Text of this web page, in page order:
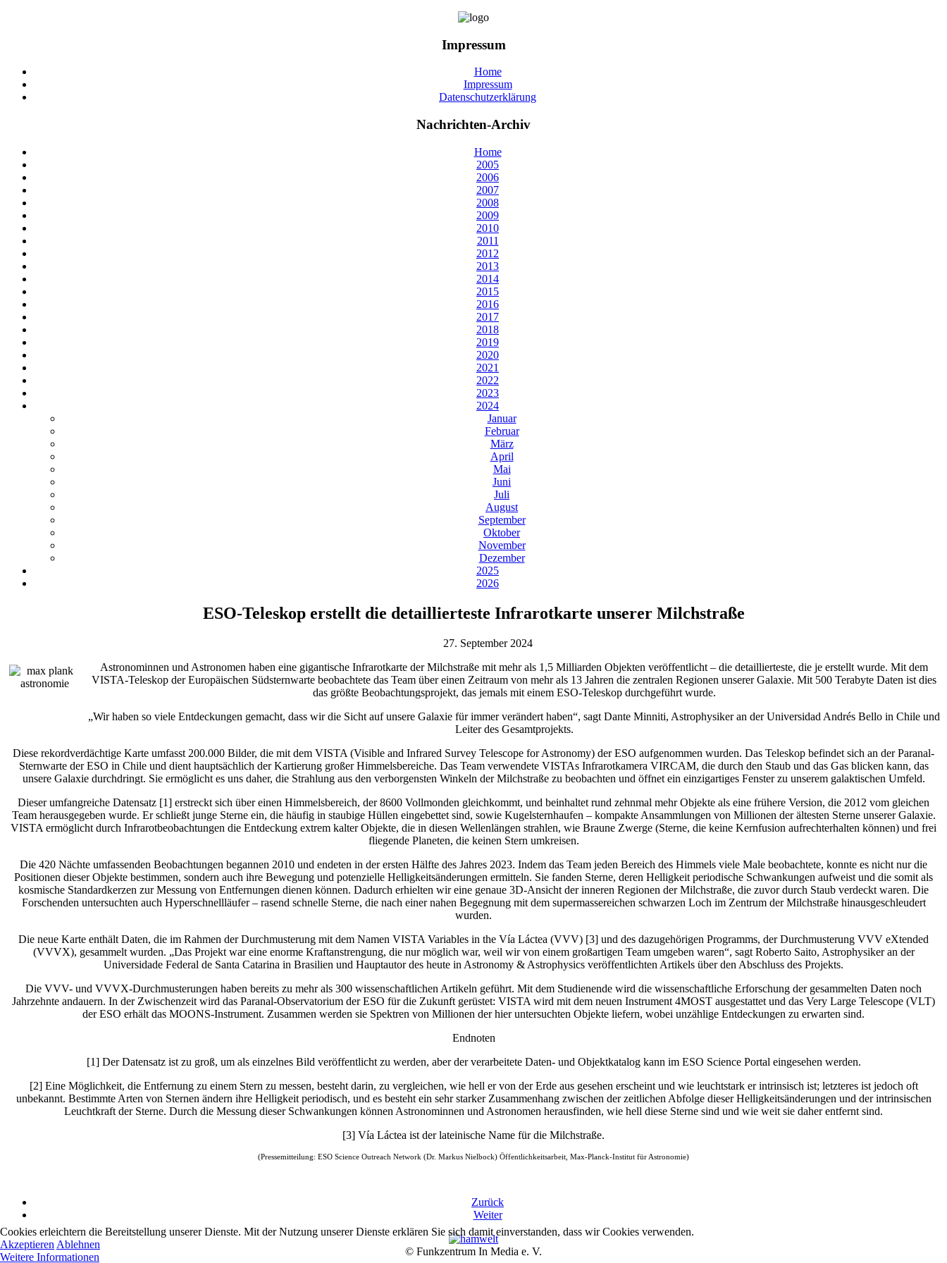
Impressum
Home
Impressum
Datenschutzerklärung
Nachrichten-Archiv
Home
2005
2006
2007
2008
2009
2010
2011
2012
2013
2014
2015
2016
2017
2018
2019
2020
2021
2022
2023
2024
Januar
Februar
März
April
Mai
Juni
Juli
August
September
Oktober
November
Dezember
2025
2026
ESO-Teleskop erstellt die detaillierteste Infrarotkarte unserer Milchstraße
27. September 2024
Astronominnen und Astronomen haben eine gigantische Infrarotkarte der Milchstraße mit mehr als 1,5 Milliarden Objekten veröffentlicht – die detaillierteste, die je erstellt wurde. Mit dem
VISTA-Teleskop der Europäischen Südsternwarte beobachtete das Team über einen Zeitraum von mehr als 13 Jahren die zentralen Regionen unserer Galaxie. Mit 500 Terabyte Daten ist dies
das größte Beobachtungsprojekt, das jemals mit einem ESO-Teleskop durchgeführt wurde.
„Wir haben so viele Entdeckungen gemacht, dass wir die Sicht auf unsere Galaxie für immer verändert haben“, sagt Dante Minniti, Astrophysiker an der Universidad Andrés Bello in Chile und
Leiter des Gesamtprojekts.
Diese rekordverdächtige Karte umfasst 200.000 Bilder, die mit dem VISTA (Visible and Infrared Survey Telescope for Astronomy) der ESO aufgenommen wurden. Das Teleskop befindet sich an der Paranal-
Sternwarte der ESO in Chile und dient hauptsächlich der Kartierung großer Himmelsbereiche. Das Team verwendete VISTAs Infrarotkamera VIRCAM, die durch den Staub und das Gas blicken kann, das
unsere Galaxie durchdringt. Sie ermöglicht es uns daher, die Strahlung aus den verborgensten Winkeln der Milchstraße zu beobachten und öffnet ein einzigartiges Fenster zu unserem galaktischen Umfeld.
Dieser umfangreiche Datensatz [1] erstreckt sich über einen Himmelsbereich, der 8600 Vollmonden gleichkommt, und beinhaltet rund zehnmal mehr Objekte als eine frühere Version, die 2012 vom gleichen
Team herausgegeben wurde. Er schließt junge Sterne ein, die häufig in staubige Hüllen eingebettet sind, sowie Kugelsternhaufen – kompakte Ansammlungen von Millionen der ältesten Sterne unserer Galaxie.
VISTA ermöglicht durch Infrarotbeobachtungen die Entdeckung extrem kalter Objekte, die in diesen Wellenlängen strahlen, wie Braune Zwerge (Sterne, die keine Kernfusion aufrechterhalten können) und frei
fliegende Planeten, die keinen Stern umkreisen.
Die 420 Nächte umfassenden Beobachtungen begannen 2010 und endeten in der ersten Hälfte des Jahres 2023. Indem das Team jeden Bereich des Himmels viele Male beobachtete, konnte es nicht nur die
Positionen dieser Objekte bestimmen, sondern auch ihre Bewegung und potenzielle Helligkeitsänderungen ermitteln. Sie fanden Sterne, deren Helligkeit periodische Schwankungen aufweist und die somit als
kosmische Standardkerzen zur Messung von Entfernungen dienen können. Dadurch erhielten wir eine genaue 3D-Ansicht der inneren Regionen der Milchstraße, die zuvor durch Staub verdeckt waren. Die
Forschenden untersuchten auch Hyperschnellläufer – rasend schnelle Sterne, die nach einer nahen Begegnung mit dem supermassereichen schwarzen Loch im Zentrum der Milchstraße hinausgeschleudert
wurden.
Die neue Karte enthält Daten, die im Rahmen der Durchmusterung mit dem Namen VISTA Variables in the Vía Láctea (VVV) [3] und des dazugehörigen Programms, der Durchmusterung VVV eXtended
(VVVX), gesammelt wurden. „Das Projekt war eine enorme Kraftanstrengung, die nur möglich war, weil wir von einem großartigen Team umgeben waren“, sagt Roberto Saito, Astrophysiker an der
Universidade Federal de Santa Catarina in Brasilien und Hauptautor des heute in Astronomy & Astrophysics veröffentlichten Artikels über den Abschluss des Projekts.
Die VVV- und VVVX-Durchmusterungen haben bereits zu mehr als 300 wissenschaftlichen Artikeln geführt. Mit dem Studienende wird die wissenschaftliche Erforschung der gesammelten Daten noch
Jahrzehnte andauern. In der Zwischenzeit wird das Paranal-Observatorium der ESO für die Zukunft gerüstet: VISTA wird mit dem neuen Instrument 4MOST ausgestattet und das Very Large Telescope (VLT)
der ESO erhält das MOONS-Instrument. Zusammen werden sie Spektren von Millionen der hier untersuchten Objekte liefern, wobei unzählige Entdeckungen zu erwarten sind.
Endnoten
[1] Der Datensatz ist zu groß, um als einzelnes Bild veröffentlicht zu werden, aber der verarbeitete Daten- und Objektkatalog kann im ESO Science Portal eingesehen werden.
[2] Eine Möglichkeit, die Entfernung zu einem Stern zu messen, besteht darin, zu vergleichen, wie hell er von der Erde aus gesehen erscheint und wie leuchtstark er intrinsisch ist; letzteres ist jedoch oft
unbekannt. Bestimmte Arten von Sternen ändern ihre Helligkeit periodisch, und es besteht ein sehr starker Zusammenhang zwischen der zeitlichen Abfolge dieser Helligkeitsänderungen und der intrinsischen
Leuchtkraft der Sterne. Durch die Messung dieser Schwankungen können Astronominnen und Astronomen herausfinden, wie hell diese Sterne sind und wie weit sie daher entfernt sind.
[3] Vía Láctea ist der lateinische Name für die Milchstraße.
(Pressemitteilung: ESO Science Outreach Network (Dr. Markus Nielbock) Öffentlichkeitsarbeit, Max-Planck-Institut für Astronomie)
Zurück
Weiter
© Funkzentrum In Media e. V.
Cookies erleichtern die Bereitstellung unserer Dienste. Mit der Nutzung unserer Dienste erklären Sie sich damit einverstanden, dass wir Cookies verwenden.
Akzeptieren Ablehnen
Weitere Informationen